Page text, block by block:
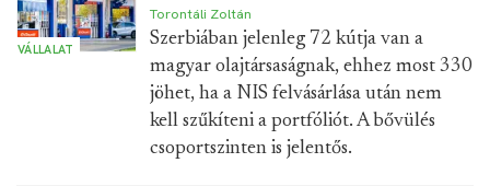
VÁLLALAT
Torontáli Zoltán
Szerbiában jelenleg 72 kútja van a
magyar olajtársaságnak, ehhez most 330
jöhet, ha a NIS felvásárlása után nem
kell szűkíteni a portfóliót. A bővülés
csoportszinten is jelentős.